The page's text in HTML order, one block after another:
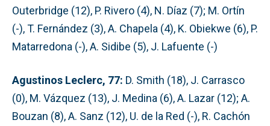
Outerbridge (12), P. Rivero (4), N. Díaz (7); M. Ortín
(-), T. Fernández (3), A. Chapela (4), K. Obiekwe (6), P.
Matarredona (-), A. Sidibe (5), J. Lafuente (-)
Agustinos Leclerc, 77: D. Smith (18), J. Carrasco
(0), M. Vázquez (13), J. Medina (6), A. Lazar (12); A.
Bouzan (8), A. Sanz (12), U. de la Red (-), R. Cachón